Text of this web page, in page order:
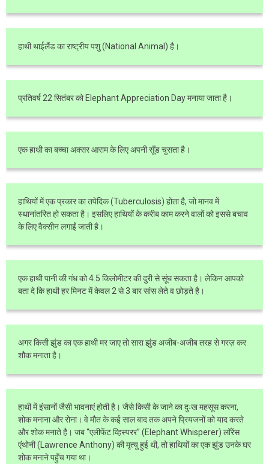
हाथी थाईलैंड का राष्ट्रीय पशु (National Animal) है।
प्रतिवर्ष 22 सितंबर को Elephant Appreciation Day मनाया जाता है।
एक हाथ़ी का बच्चा अक्सर आराम के लिए अपनी सूँड चुसता है।
हाथियों में एक प्रकार का तपेदिक (Tuberculosis) होता है, जो मानव में
स्थानांतरित हो सकता है। इसलिए हाथियों के करीब काम करने वालों को इससे बचाव
के लिए वैक्सीन लगाईं जाती है।
एक हाथी पानी की गंध को 4.5 किलोमीटर की दुरी से सूंघ सकता है। लेकिन आपको
बता दे कि हाथी हर मिनट में केवल 2 से 3 बार सांस लेते व छोड़ते है।
अगर किसी झुंड का एक हाथी मर जाए तो सारा झुंड अजीब-अजीब तरह से गरज़ कर
शौक मनाता है।
हाथी में इंसानों जैसी भावनाएं होती है। जैसे किसी के जाने का दुःख महसूस करना,
शोक मनाना और रोना। वे मौत के कई साल बाद तक अपने प्रियजनों को याद करते
और शोक मनाते है। जब “एलीफेंट व्हिस्परर” (Elephant Whisperer) लॉरेंस
एंथोनी (Lawrence Anthony) की मृत्यु हुई थी, तो हाथियों का एक झुंड उनके घर
शोक मनाने पहुँच गया था।